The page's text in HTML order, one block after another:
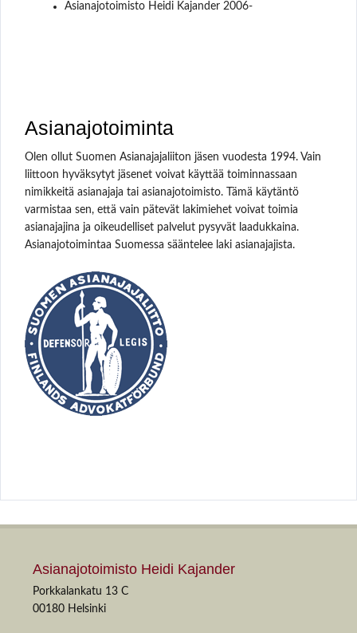
Asianajotoimisto Heidi Kajander 2006-
Asianajotoiminta
Olen ollut Suomen Asianajajaliiton jäsen vuodesta 1994. Vain
liittoon hyväksytyt jäsenet voivat käyttää toiminnassaan
nimikkeitä asianajaja tai asianajotoimisto. Tämä käytäntö
varmistaa sen, että vain pätevät lakimiehet voivat toimia
asianajajina ja oikeudelliset palvelut pysyvät laadukkaina.
Asianajotoimintaa Suomessa sääntelee laki asianajajista.
Asianajotoimisto Heidi Kajander
Porkkalankatu 13 C
00180 Helsinki